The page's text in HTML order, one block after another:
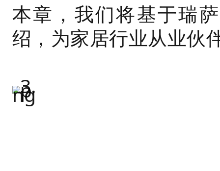
本章，我们将基于瑞
绍，为家居行业从业伙